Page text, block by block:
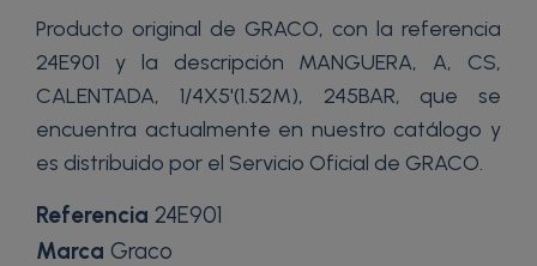
Producto original de GRACO, con la referencia
24E901 y la descripción MANGUERA, A, CS,
CALENTADA, 1/4X5'(1.52M), 245BAR, que se
encuentra actualmente en nuestro catálogo y
es distribuido por el Servicio Oficial de GRACO.
Referencia 24E901
Marca Graco